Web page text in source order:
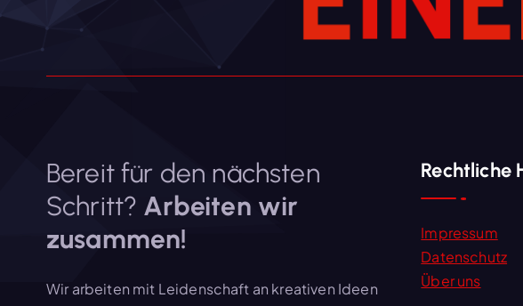
Bereit für den nächsten
Schritt? Arbeiten wir
zusammen!
Wir arbeiten mit Leidenschaft an kreativen Ideen
Rechtliche
Impressum
Datenschutz
Über uns